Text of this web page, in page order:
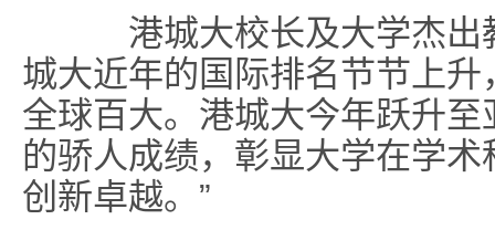
港城大校长及大学杰出
城大近年的国际排名节节上
全球百大。港城大今年跃升
的骄人成绩，彰显大学在学
创新卓越。”